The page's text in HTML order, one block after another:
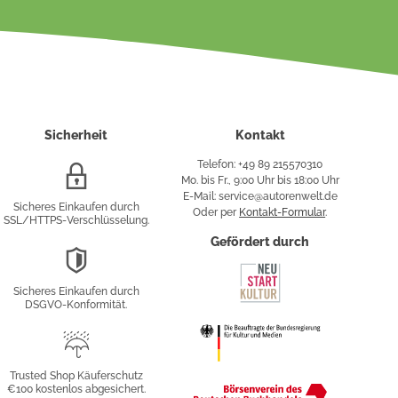
Sicherheit
Verschlüsselung
Sicheres Einkaufen durch
SSL/HTTPS-Verschlüsselung.
Sicheres Einkaufen durch
DSGVO-Konformität.
Käuferschutz
Trusted Shop Käuferschutz
€100 kostenlos abgesichert.
Kontakt
Telefon: +49 89 215570310
Mo. bis Fr., 9:00 Uhr bis 18:00 Uhr
E-Mail: service@autorenwelt.de
Oder per Kontakt-Formular.
Gefördert durch